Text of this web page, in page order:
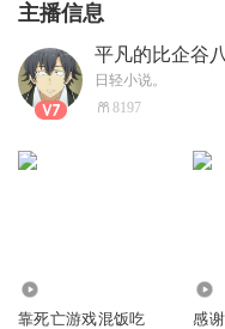
主播信息
平凡的比企谷
日轻小说。
8197
靠死亡游戏混饭吃 感